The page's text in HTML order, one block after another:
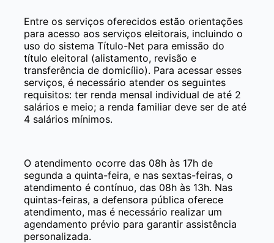
Entre os serviços oferecidos estão orientações
para acesso aos serviços eleitorais, incluindo o
uso do sistema Título-Net para emissão do
título eleitoral (alistamento, revisão e
transferência de domicílio). Para acessar esses
serviços, é necessário atender os seguintes
requisitos: ter renda mensal individual de até 2
salários e meio; a renda familiar deve ser de até
4 salários mínimos.
O atendimento ocorre das 08h às 17h de
segunda a quinta-feira, e nas sextas-feiras, o
atendimento é contínuo, das 08h às 13h. Nas
quintas-feiras, a defensora pública oferece
atendimento, mas é necessário realizar um
agendamento prévio para garantir assistência
personalizada.